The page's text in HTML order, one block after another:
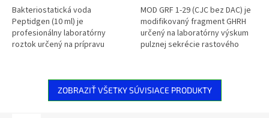
Bakteriostatická voda
Peptidgen (10 ml) je
profesionálny laboratórny
roztok určený na prípravu
parametre, kontrolované...
MOD GRF 1‑29 (CJC bez DAC) je
modifikovaný fragment GHRH
určený na laboratórny výskum
pulznej sekrécie rastového
nezávisle...
ZOBRAZIŤ VŠETKY SÚVISIACE PRODUKTY